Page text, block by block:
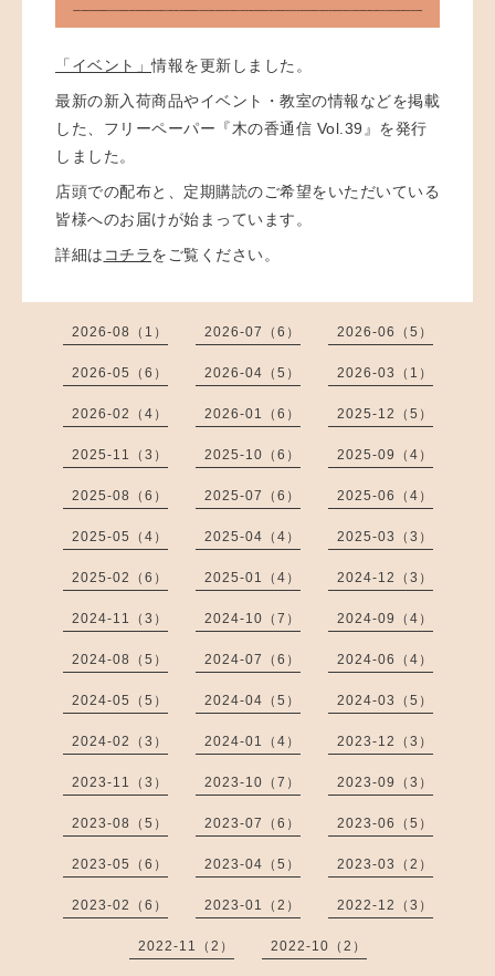
「イベント」情報を更新しました。
最新の新入荷商品やイベント・教室の情報などを掲載
した、フリーペーパー『木の香通信 Vol.39』を発行
しました。
店頭での配布と、定期購読のご希望をいただいている
皆様へのお届けが始まっています。
詳細は コチラをご覧ください。
2026-08（1） 2026-07（6） 2026-06（5）
2026-05（6） 2026-04（5） 2026-03（1）
2026-02（4） 2026-01（6） 2025-12（5）
2025-11（3） 2025-10（6） 2025-09（4）
2025-08（6） 2025-07（6） 2025-06（4）
2025-05（4） 2025-04（4） 2025-03（3）
2025-02（6） 2025-01（4） 2024-12（3）
2024-11（3） 2024-10（7） 2024-09（4）
2024-08（5） 2024-07（6） 2024-06（4）
2024-05（5） 2024-04（5） 2024-03（5）
2024-02（3） 2024-01（4） 2023-12（3）
2023-11（3） 2023-10（7） 2023-09（3）
2023-08（5） 2023-07（6） 2023-06（5）
2023-05（6） 2023-04（5） 2023-03（2）
2023-02（6） 2023-01（2） 2022-12（3）
2022-11（2） 2022-10（2）